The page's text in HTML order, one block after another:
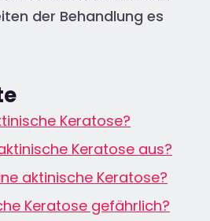
der Behandlung es
Keratose?
Keratose aus?
aktinische Keratose?
Keratose gefährlich?